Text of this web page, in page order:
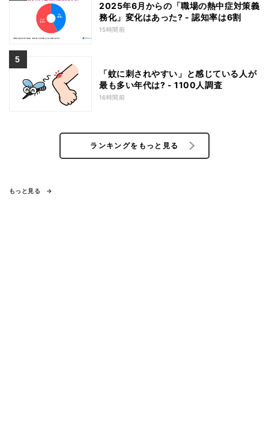
2025年6月からの「職場の熱中症対策義
務化」変化はあった? - 認知率は6割
15時間前
「蚊に刺されやすい」と感じている人が
最も多い年代は? - 1100人調査
16時間前
ランキングをもっと見る
もっと見る